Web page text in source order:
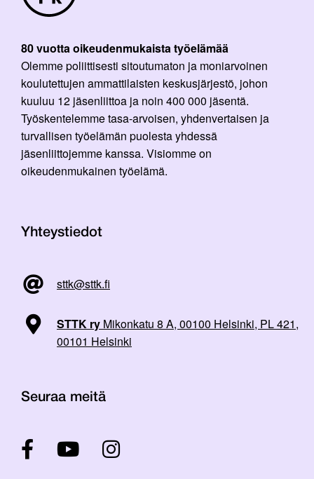
80 vuotta oikeudenmukaista työelämää
Olemme poliittisesti sitoutumaton ja moniarvoinen
koulutettujen ammattilaisten keskusjärjestö, johon
kuuluu 12 jäsenliittoa ja noin 400 000 jäsentä.
Työskentelemme tasa-arvoisen, yhdenvertaisen ja
turvallisen työelämän puolesta yhdessä
jäsenliittojemme kanssa. Visiomme on
oikeudenmukainen työelämä.
Yhteystiedot
sttk@sttk.fi
STTK ry Mikonkatu 8 A, 00100 Helsinki, PL 421,
00101 Helsinki
Seuraa meitä